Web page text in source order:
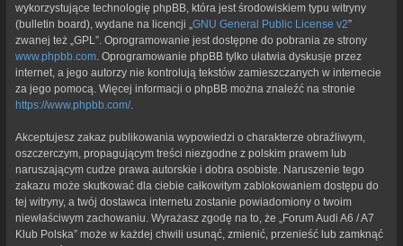
wykorzystujące technologię phpBB, która jest środowiskiem typu witryny
(bulletin board), wydane na licencji „ GNU General Public License v2”
zwanej też „GPL”. Oprogramowanie jest dostępne do pobrania ze strony
www.phpbb.com . Oprogramowanie phpBB tylko ułatwia dyskusje przez
internet, a jego autorzy nie kontrolują tekstów zamieszczanych w internecie
za jego pomocą. Więcej informacji o phpBB można znaleźć na stronie
https://www.phpbb.com/.
Akceptujesz zakaz publikowania wypowiedzi o charakterze obraźliwym,
oszczerczym, propagującym treści niezgodne z polskim prawem lub
naruszającym cudze prawa autorskie i dobra osobiste. Naruszenie tego
zakazu może skutkować dla ciebie całkowitym zablokowaniem dostępu do
tej witryny, a twój dostawca internetu zostanie powiadomiony o twoim
niewłaściwym zachowaniu. Wyrażasz zgodę na to, że „Forum Audi A6 / A7
Klub Polska” może w każdej chwili usunąć, zmienić, przenieść lub zamknąć